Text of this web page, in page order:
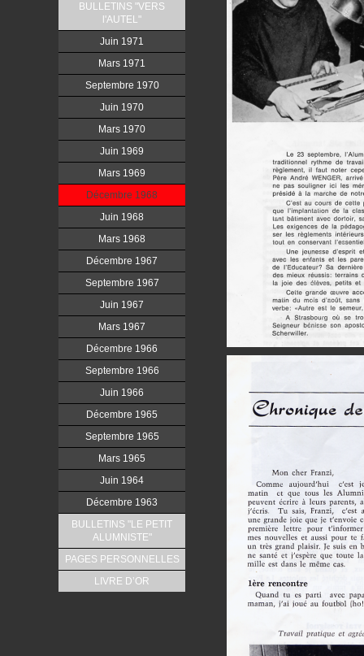
BULLETINS "VERS
l'AUTEL"
Juin 1971
Mars 1971
Septembre 1970
Juin 1970
Mars 1970
Juin 1969
Mars 1969
Décembre 1968
Juin 1968
Mars 1968
Décembre 1967
Septembre 1967
Juin 1967
Mars 1967
Décembre 1966
Septembre 1966
Juin 1966
Décembre 1965
Septembre 1965
Mars 1965
Juin 1964
Décembre 1963
BULLETINS "LE PETIT
ALUMNISTE"
PAGES PERSONNELLES
LIVRE D’OR